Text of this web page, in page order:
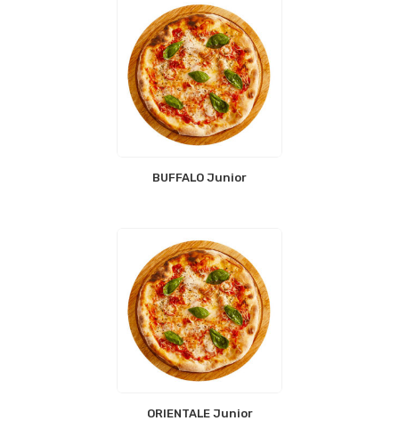
BUFFALO Junior
ORIENTALE Junior